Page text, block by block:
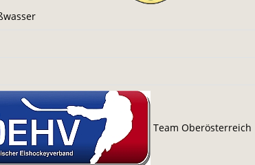
Team Oberösterreich